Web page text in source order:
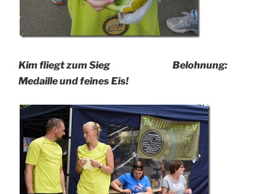
Kim fliegt zum Sieg Belohnung:
Medaille und feines Eis!